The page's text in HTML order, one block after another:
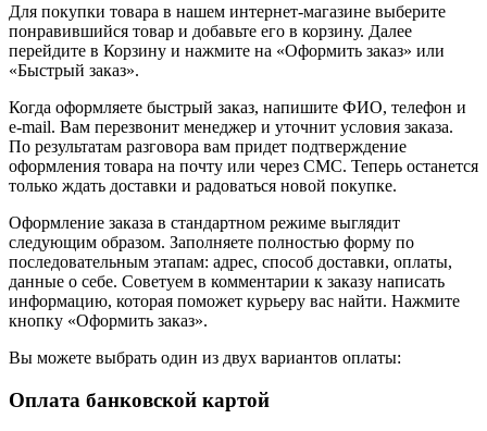
Для покупки товара в нашем интернет-магазине выберите
понравившийся товар и добавьте его в корзину. Далее
перейдите в Корзину и нажмите на «Оформить заказ» или
«Быстрый заказ».
Когда оформляете быстрый заказ, напишите ФИО, телефон и
e-mail. Вам перезвонит менеджер и уточнит условия заказа.
По результатам разговора вам придет подтверждение
оформления товара на почту или через СМС. Теперь останется
только ждать доставки и радоваться новой покупке.
Оформление заказа в стандартном режиме выглядит
следующим образом. Заполняете полностью форму по
последовательным этапам: адрес, способ доставки, оплаты,
данные о себе. Советуем в комментарии к заказу написать
информацию, которая поможет курьеру вас найти. Нажмите
кнопку «Оформить заказ».
Вы можете выбрать один из двух вариантов оплаты:
Оплата банковской картой